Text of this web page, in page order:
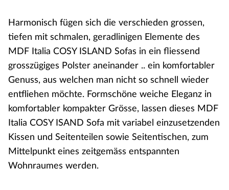
Harmonisch fügen sich die verschieden grossen,
tiefen mit schmalen, geradlinigen Elemente des
MDF Italia COSY ISLAND Sofas in ein fliessend
grosszügiges Polster aneinander .. ein komfortabler
Genuss, aus welchen man nicht so schnell wieder
entfliehen möchte. Formschöne weiche Eleganz in
komfortabler kompakter Grösse, lassen dieses MDF
Italia COSY ISAND Sofa mit variabel einzusetzenden
Kissen und Seitenteilen sowie Seitentischen, zum
Mittelpunkt eines zeitgemäss entspannten
Wohnraumes werden.